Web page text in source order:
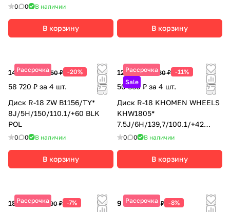
0 0 В наличии
В корзину В корзину
Рассрочка
14 680 ₽18 350 ₽ -20%
58 720 ₽ за 4 шт.
Диск R-18 ZW B1156/TY*
8J/5H/150/110.1/+60 BLK
POL
0 0 В наличии
В корзину
Рассрочка
Sale
12 665 ₽14 230 ₽ -11%
50 660 ₽ за 4 шт.
Диск R-18 KHOMEN WHEELS
KHW1805*
7.5J/6H/139,7/100.1/+42
BLACK-FP
0 0 В наличии
В корзину
Рассрочка
18 590 ₽19 990 ₽ -7% Рассрочка
9 190 ₽9 990 ₽ -8%